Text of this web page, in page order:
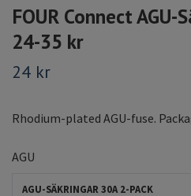
FOUR Connect AGU-
24-35 kr
24 kr
Rhodium-plated AGU-fuse.
AGU
AGU-SÄKRINGAR 30A 2-PACK